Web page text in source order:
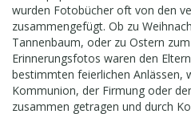
wurden Fotobücher oft von den
zusammengefügt. Ob zu
Tannenbaum, oder zu Ostern
Erinnerungsfotos waren den
bestimmten feierlichen Anlässen,
Kommunion, der Firmung oder
zusammen getragen und durch